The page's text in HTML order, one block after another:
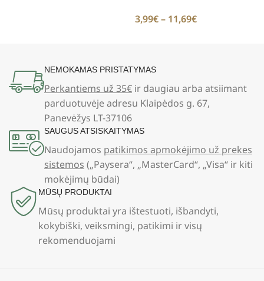
3,99€– 11,69€
NEMOKAMAS PRISTATYMAS
Perkantiems už 35€ ir daugiau arba atsiimant
parduotuvėje adresu Klaipėdos g. 67,
Panevėžys LT-37106
SAUGUS ATSISKAITYMAS
Naudojamos patikimos apmokėjimo už prekes
sistemos („Paysera“, „MasterCard“, „Visa“ ir kiti
mokėjimų būdai)
MŪSŲ PRODUKTAI
Mūsų produktai yra ištestuoti, išbandyti,
kokybiški, veiksmingi, patikimi ir visų
rekomenduojami